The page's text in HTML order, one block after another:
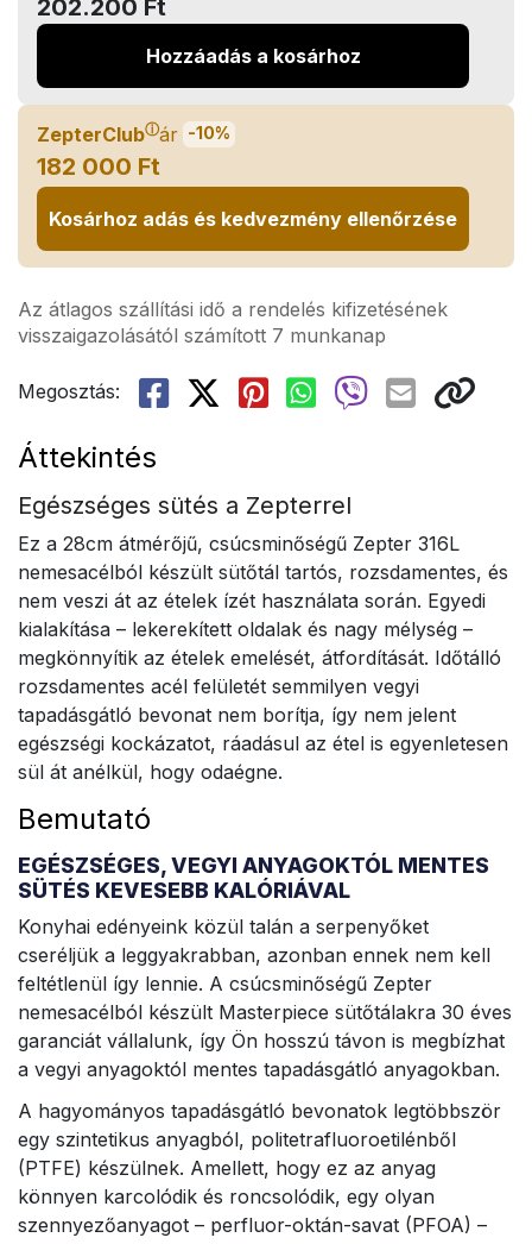
202.200 Ft
Hozzáadás a kosárhoz
ZepterClubⓘár -10%
182 000 Ft
Kosárhoz adás és kedvezmény ellenőrzése
Az átlagos szállítási idő a rendelés kifizetésének
visszaigazolásától számított 7 munkanap
Megosztás:
Áttekintés
Egészséges sütés a Zepterrel
Ez a 28cm átmérőjű, csúcsminőségű Zepter 316L
nemesacélból készült sütőtál tartós, rozsdamentes, és
nem veszi át az ételek ízét használata során. Egyedi
kialakítása – lekerekített oldalak és nagy mélység –
megkönnyítik az ételek emelését, átfordítását. Időtálló
rozsdamentes acél felületét semmilyen vegyi
tapadásgátló bevonat nem borítja, így nem jelent
egészségi kockázatot, ráadásul az étel is egyenletesen
sül át anélkül, hogy odaégne.
Bemutató
EGÉSZSÉGES, VEGYI ANYAGOKTÓL MENTES
SÜTÉS KEVESEBB KALÓRIÁVAL
Konyhai edényeink közül talán a serpenyőket
cseréljük a leggyakrabban, azonban ennek nem kell
feltétlenül így lennie. A csúcsminőségű Zepter
nemesacélból készült Masterpiece sütőtálakra 30 éves
garanciát vállalunk, így Ön hosszú távon is megbízhat
a vegyi anyagoktól mentes tapadásgátló anyagokban.
A hagyományos tapadásgátló bevonatok legtöbbször
egy szintetikus anyagból, politetrafluoroetilénből
(PTFE) készülnek. Amellett, hogy ez az anyag
könnyen karcolódik és roncsolódik, egy olyan
szennyezőanyagot – perfluor-oktán-savat (PFOA) –